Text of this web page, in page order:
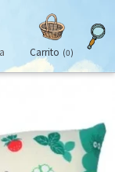
Carrito (0)